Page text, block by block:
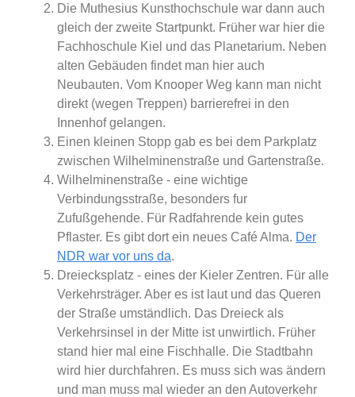
Die Muthesius Kunsthochschule war dann auch
gleich der zweite Startpunkt. Früher war hier die
Fachhoschule Kiel und das Planetarium. Neben
alten Gebäuden findet man hier auch
Neubauten. Vom Knooper Weg kann man nicht
direkt (wegen Treppen) barrierefrei in den
Innenhof gelangen.
Einen kleinen Stopp gab es bei dem Parkplatz
zwischen Wilhelminenstraße und Gartenstraße.
Wilhelminenstraße - eine wichtige
Verbindungsstraße, besonders fur
Zufußgehende. Für Radfahrende kein gutes
Pflaster. Es gibt dort ein neues Café Alma. Der
NDR war vor uns da.
Dreiecksplatz - eines der Kieler Zentren. Für alle
Verkehrsträger. Aber es ist laut und das Queren
der Straße umständlich. Das Dreieck als
Verkehrsinsel in der Mitte ist unwirtlich. Früher
stand hier mal eine Fischhalle. Die Stadtbahn
wird hier durchfahren. Es muss sich was ändern
und man muss mal wieder an den Autoverkehr